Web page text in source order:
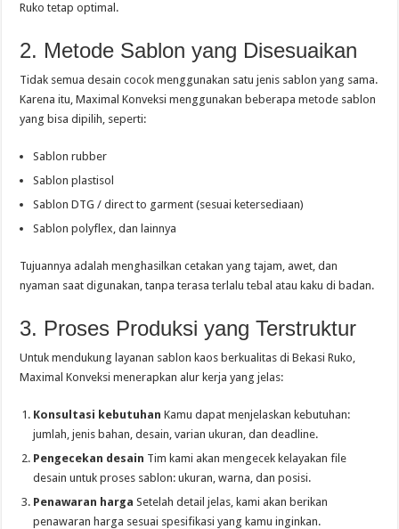
Ruko tetap optimal.
2. Metode Sablon yang Disesuaikan
Tidak semua desain cocok menggunakan satu jenis sablon yang sama.
Karena itu, Maximal Konveksi menggunakan beberapa metode sablon
yang bisa dipilih, seperti:
Sablon rubber
Sablon plastisol
Sablon DTG / direct to garment (sesuai ketersediaan)
Sablon polyflex, dan lainnya
Tujuannya adalah menghasilkan cetakan yang tajam, awet, dan
nyaman saat digunakan, tanpa terasa terlalu tebal atau kaku di badan.
3. Proses Produksi yang Terstruktur
Untuk mendukung layanan sablon kaos berkualitas di Bekasi Ruko,
Maximal Konveksi menerapkan alur kerja yang jelas:
Konsultasi kebutuhan Kamu dapat menjelaskan kebutuhan:
jumlah, jenis bahan, desain, varian ukuran, dan deadline.
Pengecekan desain Tim kami akan mengecek kelayakan file
desain untuk proses sablon: ukuran, warna, dan posisi.
Penawaran harga Setelah detail jelas, kami akan berikan
penawaran harga sesuai spesifikasi yang kamu inginkan.